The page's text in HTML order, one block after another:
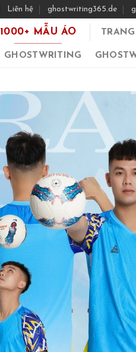
Liên hệ ghostwriting365.de
1000+ MẪU ÁO
GHOSTWRITING